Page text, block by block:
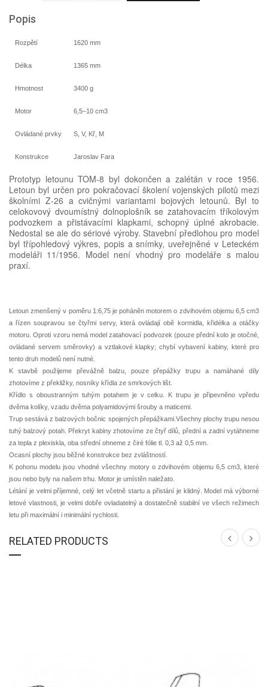
Popis
Rozpětí 1620 mm
Délka 1365 mm
Hmotnost 3400 g
Motor 6,5–10 cm3
Ovládané prvky S, V, Kř, M
Konstrukce Jaroslav Fara
Prototyp letounu TOM-8 byl dokončen a zalétán v roce 1956.
Letoun byl určen pro pokračovací školení vojenských pilotů mezi
školními Z-26 a cvičnými variantami bojových letounů. Byl to
celokovový dvoumístný dolnoplošník se zatahovacím tříkolovým
podvozkem a přistávacími klapkami, schopný úplné akrobacie.
Nedostal se ale do sériové výroby. Stavební předlohou pro model
byl třípohledový výkres, popis a snímky, uveřejněné v Leteckém
modeláři 11/1956. Model není vhodný pro modeláře s malou
praxí.
Letoun zmenšený v poměru 1:6,75 je poháněn motorem o zdvihovém objemu 6,5 cm3
a řízen soupravou se čtyřmi servy, která ovládají obě kormidla, křidélka a otáčky
motoru. Oproti vzoru nemá model zatahovací podvozek (pouze přední kolo je otočné,
ovládané servem směrovky) a vztlakové klapky; chybí vybavení kabiny, které pro
tento druh modelů není nutné.
K stavbě použijeme převážně balzu, pouze přepážky trupu a namáhané díly
zhotovíme z překližky, nosníky křídla ze smrkových lišt.
Křídlo s oboustranným tuhým potahem je v celku. K trupu je připevněno vpředu
dvěma kolíky, vzadu dvěma polyamidovými šrouby a maticemi.
Trup sestává z balzových bočnic spojených přepážkami.Všechny plochy trupu nesou
tuhý balzový potah. Překryt kabiny zhotovíme ze čtyř dílů, přední a zadní vytáhneme
za tepla z plexiskla, oba střední ohneme z čiré fólie tl. 0,3 až 0,5 mm.
Ocasní plochy jsou běžné konstrukce bez zvláštností.
K pohonu modelu jsou vhodné všechny motory o zdvihovém objemu 6,5 cm3, které
jsou nebo byly na našem trhu. Motor je umístěn naležato.
Létání je velmi příjemné, celý let včetně startu a přistání je klidný. Model má výborné
letové vlastnosti, je velmi dobře ovladatelný a dostatečně stabilní ve všech režimech
letu při maximální i minimální rychlosti.
RELATED PRODUCTS